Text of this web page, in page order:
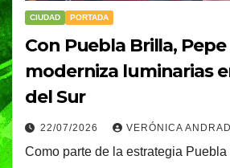
CIUDAD PORTADA
Con Puebla Brilla,
moderniza luminarias
del Sur
22/07/2026 VERÓNICA
Como parte de la estrategia Puebla